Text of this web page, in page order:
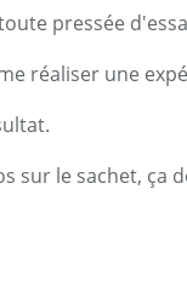
pressée
réaliser une
sur le sachet, ça